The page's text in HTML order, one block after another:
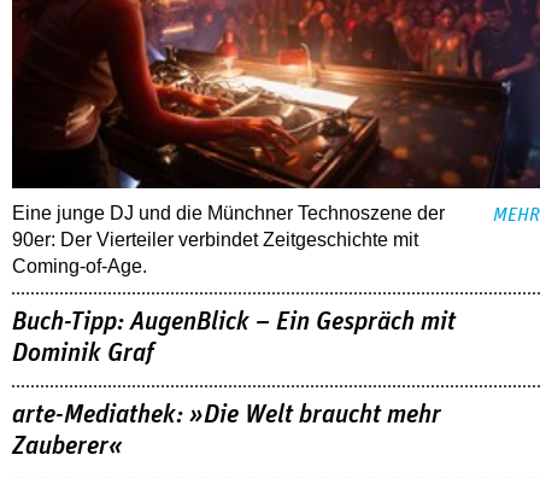
Eine junge DJ und die Münchner Technoszene der
90er: Der Vierteiler verbindet Zeitgeschichte mit
Coming-of-Age.
MEHR
Buch-Tipp: AugenBlick – Ein Gespräch mit
Dominik Graf
arte-Mediathek: »Die Welt braucht mehr
Zauberer«